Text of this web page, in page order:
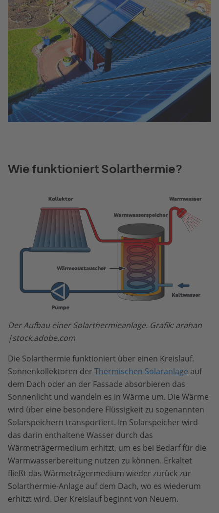
Wie funktioniert Solarthermie?
Der Aufbau einer Solarthermieanlage. Grafik: arahan
|stock.adobe.com
Die Solarthermie funktioniert über einen Kreislauf.
Sonnenkollektoren der Thermischen Solaranlage auf
dem Dach oder an der Fassade absorbieren das
Sonnenlicht und wandeln es in Wärme um. Die Wärme
wird über eine besondere Flüssigkeit zu sogenannten
Solarspeichern transportiert. Im Solarspeicher wird
das darin enthaltene Wasser durch das
Wärmeträgermedium erhitzt, um es bei Bedarf für die
Warmwasserbereitung nutzen zu können. Erkaltet
fließt das Wärmeträgermedium wieder zurück zur
Solarthermie-Anlage auf dem Dach, wo es wiederum
erhitzt wird. Der Kreislauf beginnt von Neuem.